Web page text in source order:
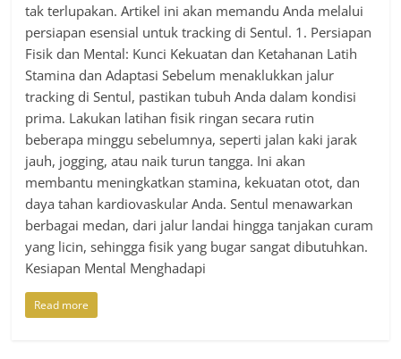
tak terlupakan. Artikel ini akan memandu Anda melalui
persiapan esensial untuk tracking di Sentul. 1. Persiapan
Fisik dan Mental: Kunci Kekuatan dan Ketahanan Latih
Stamina dan Adaptasi Sebelum menaklukkan jalur
tracking di Sentul, pastikan tubuh Anda dalam kondisi
prima. Lakukan latihan fisik ringan secara rutin
beberapa minggu sebelumnya, seperti jalan kaki jarak
jauh, jogging, atau naik turun tangga. Ini akan
membantu meningkatkan stamina, kekuatan otot, dan
daya tahan kardiovaskular Anda. Sentul menawarkan
berbagai medan, dari jalur landai hingga tanjakan curam
yang licin, sehingga fisik yang bugar sangat dibutuhkan.
Kesiapan Mental Menghadapi
Read more